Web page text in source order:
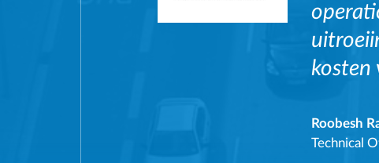
kosten
Roobesh
Technical